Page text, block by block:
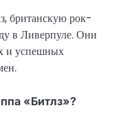
британскую рок-
в Ливерпуле. Они
и успешных
«Битлз»?